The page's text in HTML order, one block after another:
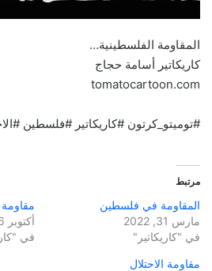
المقاومة الفلسطينية…
كاريكاتير أسامة حجاج
tomatocartoon.com
#توميتو_كرتون #كاريكاتير #فلسطين
مرتبط
المقاومة في فلسطين
مارس 31, 2022
في "كاريكاتير"
مقاومة
أكتوبر 6, 2021
في
مقاومة الاحتلال